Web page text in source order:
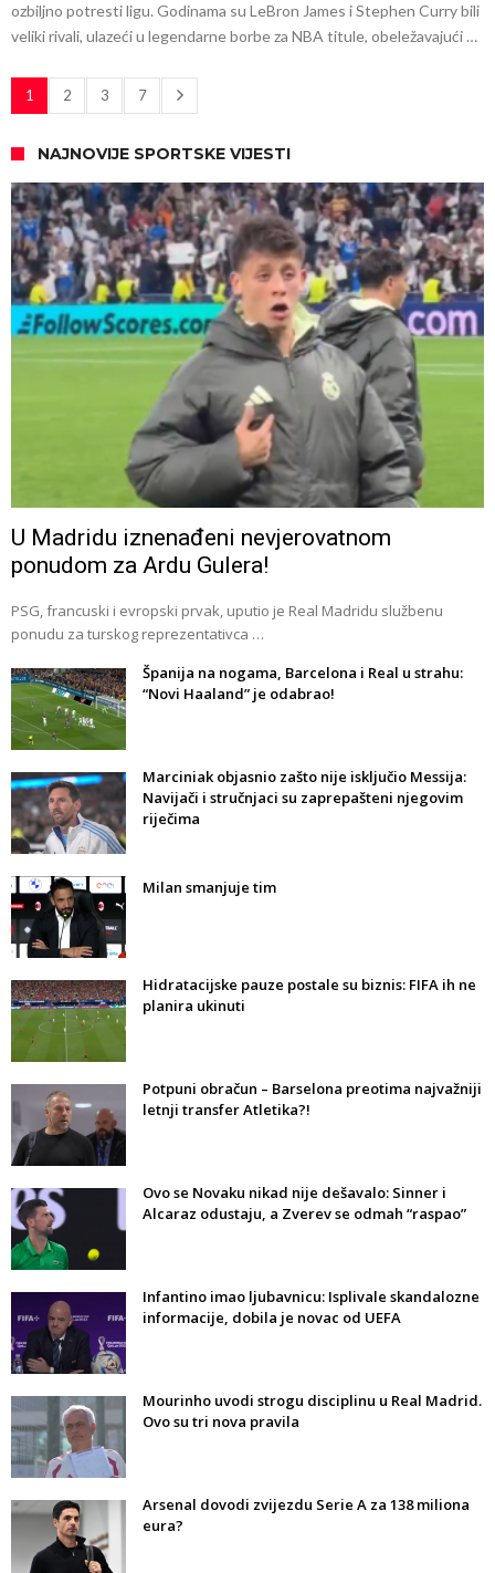
ozbiljno potresti ligu. Godinama su LeBron James i Stephen Curry bili
veliki rivali, ulazeći u legendarne borbe za NBA titule, obeležavajući …
1 2 3 7
NAJNOVIJE SPORTSKE VIJESTI
U Madridu iznenađeni nevjerovatnom
ponudom za Ardu Gulera!
PSG, francuski i evropski prvak, uputio je Real Madridu službenu
ponudu za turskog reprezentativca …
Španija na nogama, Barcelona i Real u strahu:
“Novi Haaland” je odabrao!
Marciniak objasnio zašto nije isključio Messija:
Navijači i stručnjaci su zaprepašteni njegovim
riječima
Milan smanjuje tim
Hidratacijske pauze postale su biznis: FIFA ih ne
planira ukinuti
Potpuni obračun – Barselona preotima najvažniji
letnji transfer Atletika?!
Ovo se Novaku nikad nije dešavalo: Sinner i
Alcaraz odustaju, a Zverev se odmah “raspao”
Infantino imao ljubavnicu: Isplivale skandalozne
informacije, dobila je novac od UEFA
Mourinho uvodi strogu disciplinu u Real Madrid.
Ovo su tri nova pravila
Arsenal dovodi zvijezdu Serie A za 138 miliona
eura?